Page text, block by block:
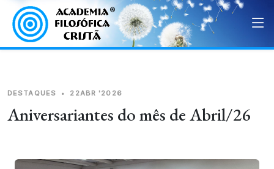
DESTAQUES • 22ABR '2026
Aniversariantes do mês de Abril/26